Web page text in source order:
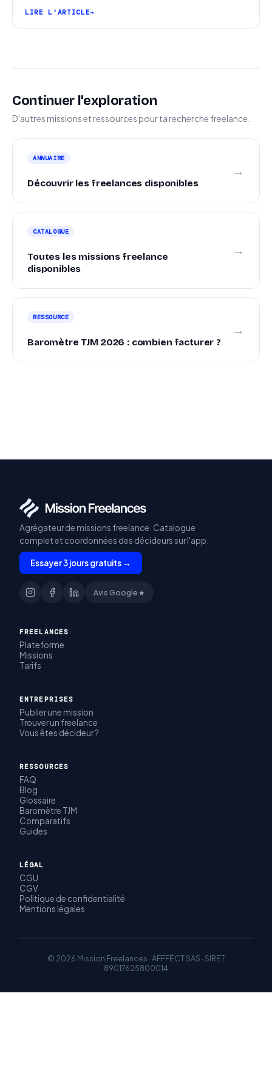
LIRE L'ARTICLE
Continuer l'exploration
D'autres missions et ressources pour ta recherche freelance.
ANNUAIRE
Découvrir les freelances disponibles
→
CATALOGUE
Toutes les missions freelance
disponibles
→
RESSOURCE
Baromètre TJM 2026 : combien facturer ?
→
Agrégateur de missions freelance. Catalogue
complet et coordonnées des décideurs sur l'app.
Essayer 3 jours gratuits →
Avis Google ★
FREELANCES
Plateforme
Missions
Tarifs
ENTREPRISES
Publier une mission
Trouver un freelance
Vous êtes décideur ?
RESSOURCES
FAQ
Blog
Glossaire
Baromètre TJM
Comparatifs
Guides
LÉGAL
CGU
CGV
Politique de confidentialité
Mentions légales
© 2026 Mission Freelances · AFFFECT SAS · SIRET
89017625800014